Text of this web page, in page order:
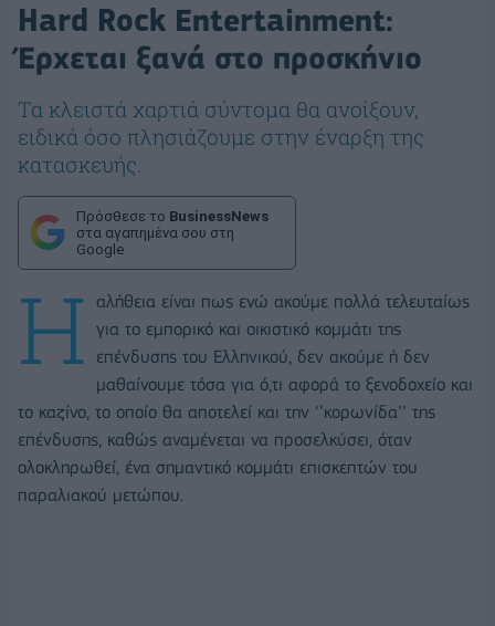
Hard Rock Εntertainment:
Έρχεται ξανά στο προσκήνιο
Τα κλειστά χαρτιά σύντομα θα ανοίξουν,
ειδικά όσο πλησιάζουμε στην έναρξη της
κατασκευής.
Πρόσθεσε το BusinessNews
στα αγαπημένα σου στη
Google
Η
αλήθεια είναι πως ενώ ακούμε πολλά τελευταίως
για το εμπορικό και οικιστικό κομμάτι της
επένδυσης του Ελληνικού, δεν ακούμε ή δεν
μαθαίνουμε τόσα για ό,τι αφορά το ξενοδοχείο και
το καζίνο, το οποίο θα αποτελεί και την ‘’κορωνίδα’’ της
επένδυσης, καθώς αναμένεται να προσελκύσει, όταν
ολοκληρωθεί, ένα σημαντικό κομμάτι επισκεπτών του
παραλιακού μετώπου.